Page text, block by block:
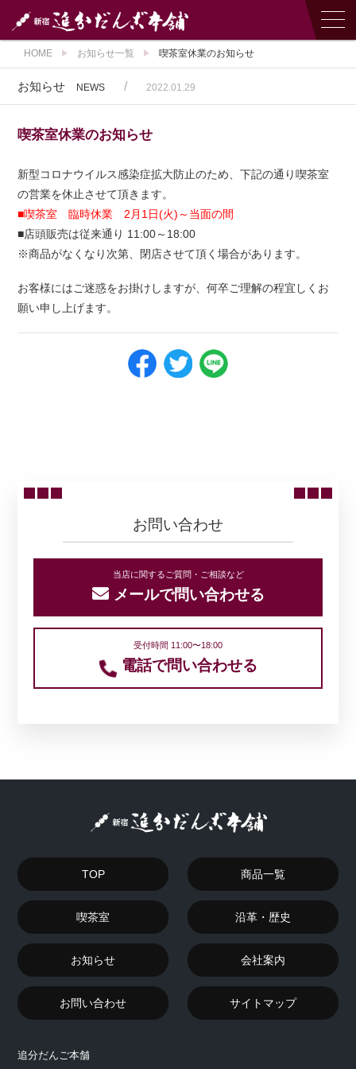
HOME お知らせ一覧 喫茶室休業のお知らせ
お知らせ NEWS / 2022.01.29
喫茶室休業のお知らせ
新型コロナウイルス感染症拡大防止のため、下記の通り喫茶室
の営業を休止させて頂きます。
■喫茶室 臨時休業 2月1日(火)～当面の間
■店頭販売は従来通り 11:00～18:00
※商品がなくなり次第、閉店させて頂く場合があります。
お客様にはご迷惑をお掛けしますが、何卒ご理解の程宜しくお
願い申し上げます。
お問い合わせ
当店に関するご質問・ご相談など
メールで問い合わせる
受付時間 11:00〜18:00
電話で問い合わせる
TOP 商品一覧
喫茶室 沿革・歴史
お知らせ 会社案内
お問い合わせ サイトマップ
追分だんご本舗